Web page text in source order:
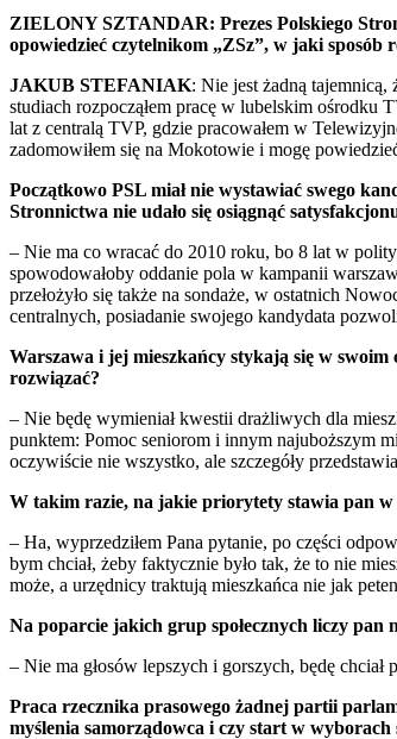
ZIELONY SZTANDAR: Prezes Polskiego
opowiedzieć czytelnikom „ZSz”, w jaki sposób
JAKUB STEFANIAK: Nie jest żadną
studiach rozpocząłem pracę w lubelskim ośrodku
lat z centralą TVP, gdzie pracowałem w
zadomowiłem się na Mokotowie i mogę
Początkowo PSL miał nie wystawiać swego
Stronnictwa nie udało się osiągnąć
– Nie ma co wracać do 2010 roku, bo 8 lat w
spowodowałoby oddanie pola w kampanii
przełożyło się także na sondaże, w ostatnich
centralnych, posiadanie swojego kandydata
Warszawa i jej mieszkańcy stykają się w
rozwiązać?
– Nie będę wymieniał kwestii drażliwych dla
punktem: Pomoc seniorom i innym najuboższym
oczywiście nie wszystko, ale szczegóły
W takim razie, na jakie priorytety stawia pan
– Ha, wyprzedziłem Pana pytanie, po części
bym chciał, żeby faktycznie było tak, że to nie
może, a urzędnicy traktują mieszkańca nie jak
Na poparcie jakich grup społecznych liczy pan
– Nie ma głosów lepszych i gorszych, będę
Praca rzecznika prasowego żadnej partii
myślenia samorządowca i czy start w